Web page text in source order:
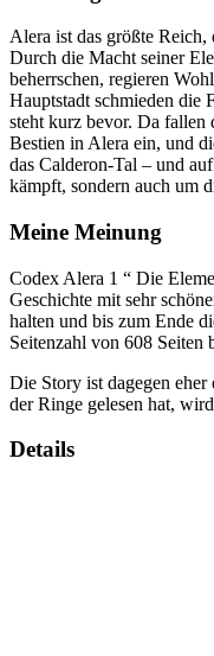
Alera ist das größte Reich,
Durch die Macht seiner
beherrschen, regieren
Hauptstadt schmieden die
steht kurz bevor. Da fallen
Bestien in Alera ein, und
das Calderon-Tal – und
kämpft, sondern auch um
Meine Meinung
Codex Alera 1 “ Die
Geschichte mit sehr
halten und bis zum Ende
Seitenzahl von 608 Seiten
Die Story ist dagegen
der Ringe gelesen hat,
Details